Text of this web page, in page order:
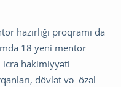
hazırlığı proqramı da
18 yeni mentor
icra hakimiyyəti
dövlət və özəl